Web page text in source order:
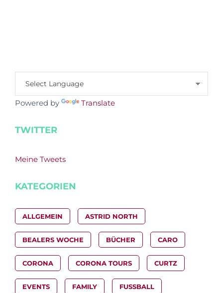
Powered by Translate
TWITTER
Meine Tweets
KATEGORIEN
ALLGEMEIN ASTRID NORTH
BEALERS WOCHE BÜCHER CARO
CORONA CORONA TOURS CURTZ
EVENTS FAMILY FUSSBALL